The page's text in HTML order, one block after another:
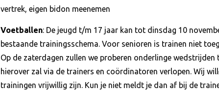
vertrek, eigen bidon meenemen
Voetballen: De jeugd t/m 17 jaar kan tot dinsdag 10
bestaande trainingsschema. Voor senioren is trainen niet
Op de zaterdagen zullen we proberen onderlinge wedstrijden
hierover zal via de trainers en coördinatoren verlopen. Wij
trainingen vrijwillig zijn. Kun je niet meldt je dan af bij de